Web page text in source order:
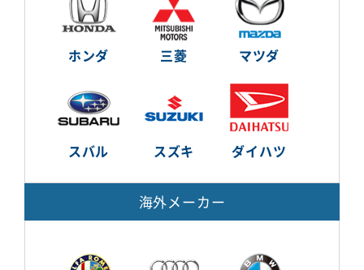
ホンダ 三菱 マツダ
スバル スズキ ダイハツ
海外メーカー